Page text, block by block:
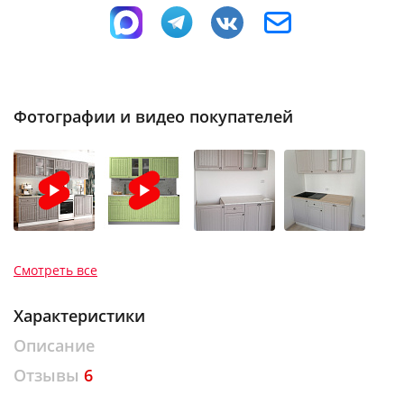
Фотографии и видео покупателей
Смотреть все
Характеристики
Описание
Отзывы 6